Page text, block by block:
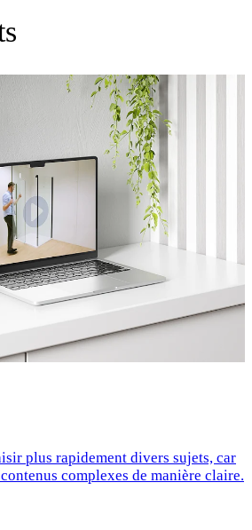
plus rapidement divers sujets, car
complexes de manière claire.